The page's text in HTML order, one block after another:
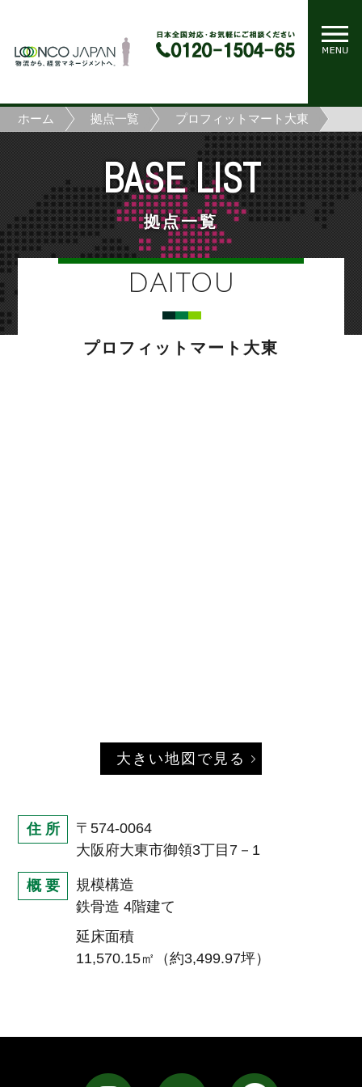
ホーム 拠点一覧 プロフィットマート大東
BASE LIST
拠点一覧
DAITOU
プロフィットマート大東
大きい地図で見る
住 所
〒574-0064
大阪府大東市御領3丁目7－1
概 要
規模構造
鉄骨造 4階建て
延床面積
11,570.15㎡（約3,499.97坪）